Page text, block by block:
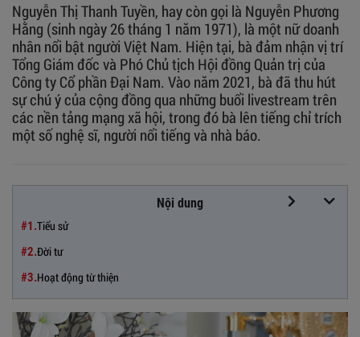
Nguyễn Thị Thanh Tuyền, hay còn gọi là Nguyễn Phương
Hằng (sinh ngày 26 tháng 1 năm 1971), là một nữ doanh
nhân nổi bật người Việt Nam. Hiện tại, bà đảm nhận vị trí
Tổng Giám đốc và Phó Chủ tịch Hội đồng Quản trị của
Công ty Cổ phần Đại Nam. Vào năm 2021, bà đã thu hút
sự chú ý của cộng đồng qua những buổi livestream trên
các nền tảng mạng xã hội, trong đó bà lên tiếng chỉ trích
một số nghệ sĩ, người nổi tiếng và nhà báo.
Nội dung
#1.Tiểu sử
#2.Đời tư
#3.Hoạt động từ thiện